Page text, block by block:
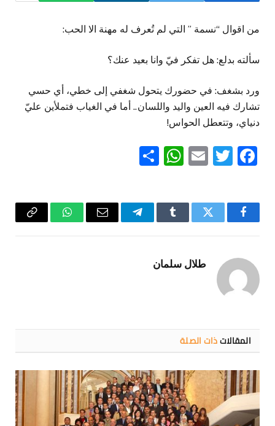
من اقوال “نسمة ” التي لم تُعرف له مهنة الا الحب:
سألته بدلع: هل تفكر فيّ وانا بعيد عنك؟
ورد بشغف: في حضورك يتحول شغفي إلى خطي، أي حسي
تشارك فيه العين واليد واللسان.. أما في الغياب فتملأين عليّ
دنياي، وتتعطل الحواس!
Facebook
Twitter
Email
WhatsApp
فيسبوكتويتر Tumblr تيلقرام البريد
واتسابCopy
طلال سلمان
المقالاتذات الصلة